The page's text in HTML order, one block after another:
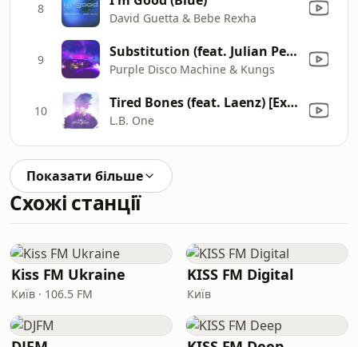
8
David Guetta & Bebe Rexha
9 Substitution (feat. Julian Perretta)
Purple Disco Machine & Kungs
10 Tired Bones (feat. Laenz) [Extended Mix]
L.B. One
Показати більше
Схожі станції
Kiss FM Ukraine
Київ · 106.5 FM
KISS FM Digital
Київ